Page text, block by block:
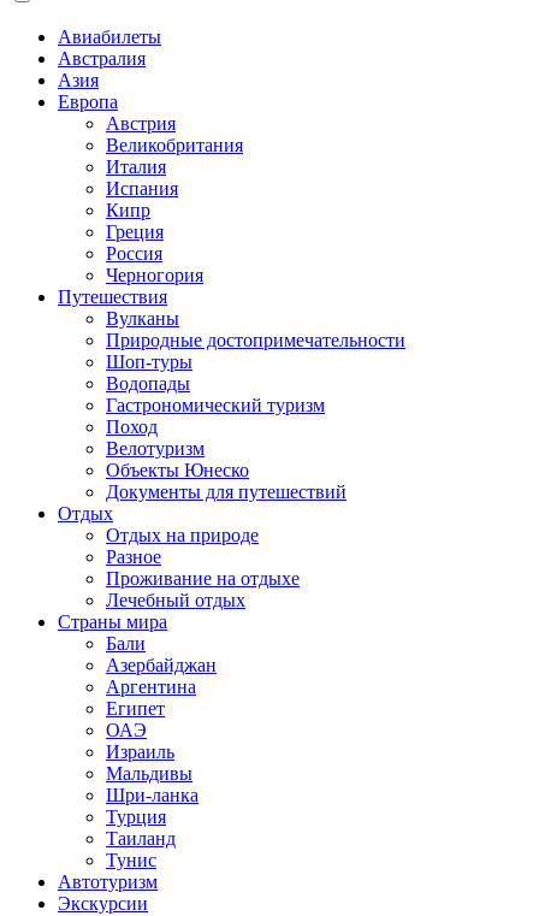
Авиабилеты
Австралия
Азия
Европа
Австрия
Великобритания
Италия
Испания
Кипр
Греция
Россия
Черногория
Путешествия
Вулканы
Природные достопримечательности
Шоп-туры
Водопады
Гастрономический туризм
Поход
Велотуризм
Объекты Юнеско
Документы для путешествий
Отдых
Отдых на природе
Разное
Проживание на отдыхе
Лечебный отдых
Страны мира
Бали
Азербайджан
Аргентина
Египет
ОАЭ
Израиль
Мальдивы
Шри-ланка
Турция
Таиланд
Тунис
Автотуризм
Экскурсии